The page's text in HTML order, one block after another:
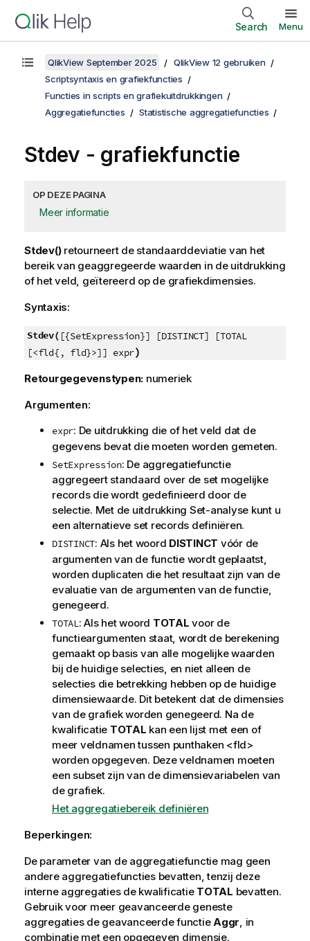
Search Menu
QlikView September 2025
QlikView 12 gebruiken
Scriptsyntaxis en grafiekfuncties
Functies in scripts en grafiekuitdrukkingen
Aggregatiefuncties
Statistische aggregatiefuncties
Stdev - grafiekfunctie
OP DEZE PAGINA
Meer informatie
Stdev()retourneert de standaarddeviatie van het
bereik van geaggregeerde waarden in de uitdrukking
of het veld, geïtereerd op de grafiekdimensies.
Syntaxis:
Stdev( [{SetExpression}] [DISTINCT] [TOTAL
[<fld{, fld}>]] expr)
Retourgegevenstypen: numeriek
Argumenten:
expr: De uitdrukking die of het veld dat de
gegevens bevat die moeten worden gemeten.
SetExpression: De aggregatiefunctie
aggregeert standaard over de set mogelijke
records die wordt gedefinieerd door de
selectie. Met de uitdrukking Set-analyse kunt u
een alternatieve set records definiëren.
DISTINCT: Als het woord DISTINCT vóór de
argumenten van de functie wordt geplaatst,
worden duplicaten die het resultaat zijn van de
evaluatie van de argumenten van de functie,
genegeerd.
TOTAL: Als het woord TOTAL voor de
functieargumenten staat, wordt de berekening
gemaakt op basis van alle mogelijke waarden
bij de huidige selecties, en niet alleen de
selecties die betrekking hebben op de huidige
dimensiewaarde. Dit betekent dat de dimensies
van de grafiek worden genegeerd. Na de
kwalificatie TOTAL kan een lijst met een of
meer veldnamen tussen punthaken <fld>
worden opgegeven. Deze veldnamen moeten
een subset zijn van de dimensievariabelen van
de grafiek.
Het aggregatiebereik definiëren
Beperkingen:
De parameter van de aggregatiefunctie mag geen
andere aggregatiefuncties bevatten, tenzij deze
interne aggregaties de kwalificatie TOTAL bevatten.
Gebruik voor meer geavanceerde geneste
aggregaties de geavanceerde functieAggr, in
combinatie met een opgegeven dimensie.